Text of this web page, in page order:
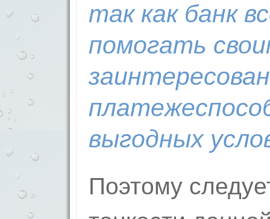
так как банк
помогать
выгодных
Поэтому